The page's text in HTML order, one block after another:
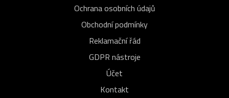
Ochrana osobních údajů
Obchodní podmínky
Reklamační řád
GDPR nástroje
Účet
Kontakt